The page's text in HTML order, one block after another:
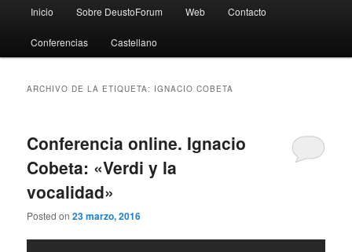
Ir al contenido principal
Ir al contenido secundario
Inicio Sobre DeustoForum Web Contacto
Conferencias Castellano
ARCHIVO DE LA ETIQUETA: IGNACIO COBETA
Conferencia online. Ignacio
Cobeta: «Verdi y la
vocalidad»
Posted on23 marzo, 2016